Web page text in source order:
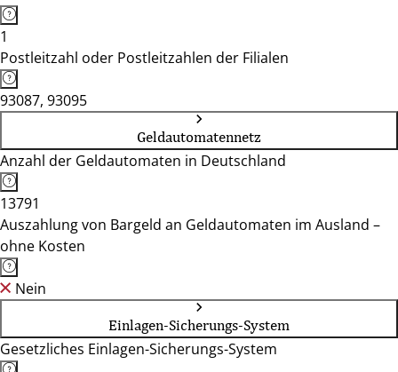
1
Postleitzahl oder Postleitzahlen der Filialen
93087, 93095
Geldautomatennetz
Anzahl der Geldautomaten in Deutschland
13791
Auszahlung von Bargeld an Geldautomaten im Ausland –
ohne Kosten
Nein
Einlagen-Sicherungs-System
Gesetzliches Einlagen-Sicherungs-System